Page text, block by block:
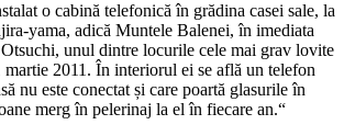
o cabină telefonică în grădina casei sale, la
yama, adică Muntele Balenei, în imediata
unul dintre locurile cele mai grav lovite
2011. În interiorul ei se află un telefon
nu este conectat și care poartă glasurile în
merg în pelerinaj la el în fiecare an.“